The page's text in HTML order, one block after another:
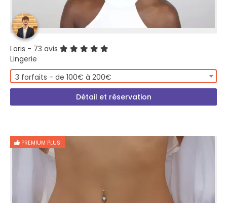
Loris - 73 avis
Lingerie
3 forfaits - de 100€ à 200€
Détail et réservation
PREMIUM PLUS